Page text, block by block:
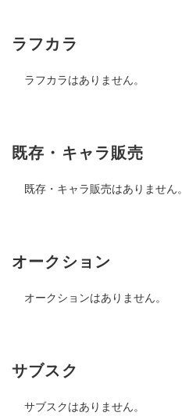
ラフカラ
ラフカラはありません。
既存・キャラ販売
既存・キャラ販売はありません。
オークション
オークションはありません。
サブスク
サブスクはありません。